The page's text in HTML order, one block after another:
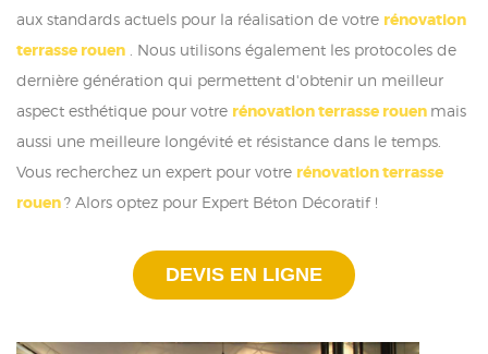
aux standards actuels pour la réalisation de votre rénovation
terrasse rouen . Nous utilisons également les protocoles de
dernière génération qui permettent d'obtenir un meilleur
aspect esthétique pour votre rénovation terrasse rouen mais
aussi une meilleure longévité et résistance dans le temps.
Vous recherchez un expert pour votre rénovation terrasse
rouen? Alors optez pour Expert Béton Décoratif !
DEVIS EN LIGNE